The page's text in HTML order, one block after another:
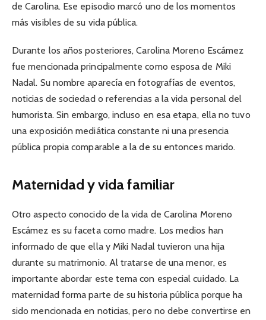
de Carolina. Ese episodio marcó uno de los momentos
más visibles de su vida pública.
Durante los años posteriores, Carolina Moreno Escámez
fue mencionada principalmente como esposa de Miki
Nadal. Su nombre aparecía en fotografías de eventos,
noticias de sociedad o referencias a la vida personal del
humorista. Sin embargo, incluso en esa etapa, ella no tuvo
una exposición mediática constante ni una presencia
pública propia comparable a la de su entonces marido.
Maternidad y vida familiar
Otro aspecto conocido de la vida de Carolina Moreno
Escámez es su faceta como madre. Los medios han
informado de que ella y Miki Nadal tuvieron una hija
durante su matrimonio. Al tratarse de una menor, es
importante abordar este tema con especial cuidado. La
maternidad forma parte de su historia pública porque ha
sido mencionada en noticias, pero no debe convertirse en